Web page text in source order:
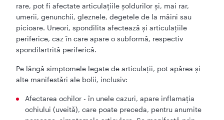
rare, pot fi afectate articulațiile șoldurilor și, mai rar,
umerii, genunchii, gleznele, degetele de la mâini sau
picioare. Uneori, spondilita afectează și articulațiile
periferice, caz în care apare o subformă, respectiv
spondilartrită periferică.
Pe lângă simptomele legate de articulații, pot apărea și
alte manifestări ale bolii, inclusiv:
Afectarea ochilor - în unele cazuri, apare inflamația
ochiului (uveită), care poate preceda, pentru anumite